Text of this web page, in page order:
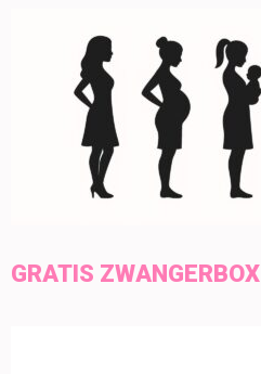
GRATIS ZWANGERBOX